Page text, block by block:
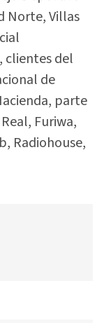
Norte, Villas
clientes del
de
parte
Furiwa,
Radiohouse,